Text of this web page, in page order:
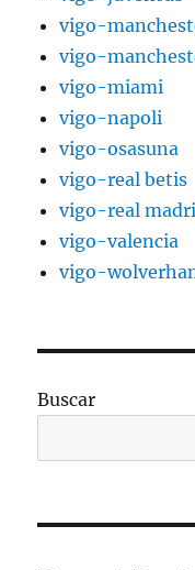
vigo-
vigo-
vigo-miami
vigo-napoli
vigo-osasuna
vigo-real betis
vigo-real
vigo-valencia
vigo-
Buscar